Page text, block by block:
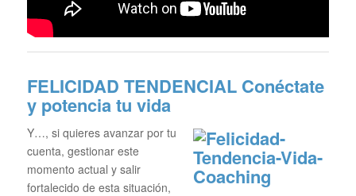
FELICIDAD TENDENCIAL Conéctate
y potencia tu vida
Y…, si quieres avanzar por tu
cuenta, gestionar este
momento actual y salir
fortalecido de esta situación,